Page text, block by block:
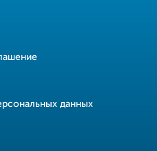
данных